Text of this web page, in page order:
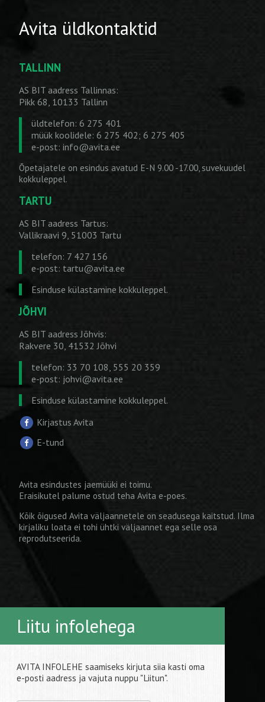
Avita üldkontaktid
TALLINN
AS BIT aadress Tallinnas:
Pikk 68, 10133 Tallinn
üldtelefon: 6 275 401
müük koolidele: 6 275 402; 6 275 405
e-post: info@avita.ee
Õpetajatele on esindus avatud E-N 9.00 -17.00, suvekuudel
kokkuleppel.
TARTU
AS BIT aadress Tartus:
Vallikraavi 9, 51003 Tartu
telefon: 7 427 156
e-post: tartu@avita.ee
Esinduse külastamine kokkuleppel.
JÕHVI
AS BIT aadress Jõhvis:
Rakvere 30, 41532 Jõhvi
telefon: 33 70 108, 555 20 359
e-post: johvi@avita.ee
Esinduse külastamine kokkuleppel.
Kirjastus Avita
E-tund
Avita esindustes jaemüüki ei toimu.
Eraisikutel palume ostud teha Avita e-poes.
Kõik õigused Avita väljaannetele on seadusega kaitstud. Ilma
kirjaliku loata ei tohi ühtki väljaannet ega selle osa
reprodutseerida.
Liitu infolehega
AVITA INFOLEHE saamiseks kirjuta siia kasti oma
e-posti aadress ja vajuta nuppu "Liitun".